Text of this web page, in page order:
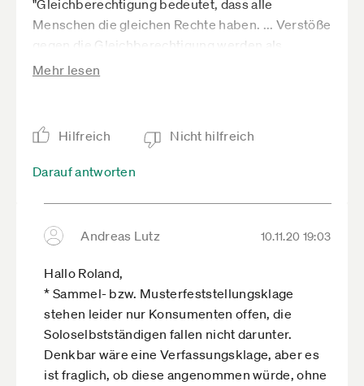
"Gleichberechtigung bedeutet, dass alle
Menschen die gleichen Rechte haben. ... Verstöße
gegen die Gleichberechtigung werden als
Diskriminierung oder Privilegierung bezeichnet."
Mehr lesen
Hilfreich Nicht hilfreich
Darauf antworten
Andreas Lutz 10.11.20 19:03
Hallo Roland,
* Sammel- bzw. Musterfeststellungsklage
stehen leider nur Konsumenten offen, die
Soloselbstständigen fallen nicht darunter.
Denkbar wäre eine Verfassungsklage, aber es
ist fraglich, ob diese angenommen würde, ohne